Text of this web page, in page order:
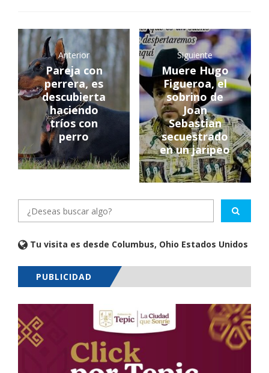
Anterior
Pareja con
perrera, es
descubierta
haciendo
tríos con
perro
Siguiente
Muere Hugo
Figueroa, el
sobrino de
Joan
Sebastian
secuestrado
en un jaripeo
Tu visita es desde Columbus, Ohio Estados Unidos
PUBLICIDAD